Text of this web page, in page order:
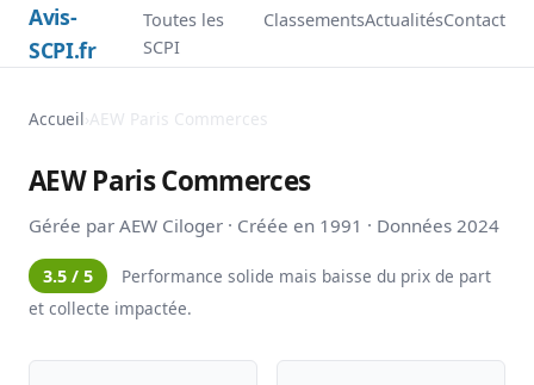
Avis-
SCPI.fr
Toutes les
SCPI
ClassementsActualitésContact
Accueil›AEW Paris Commerces
AEW Paris Commerces
Gérée par AEW Ciloger · Créée en 1991 · Données 2024
3.5 / 5
Performance solide mais baisse du prix de part
et collecte impactée.